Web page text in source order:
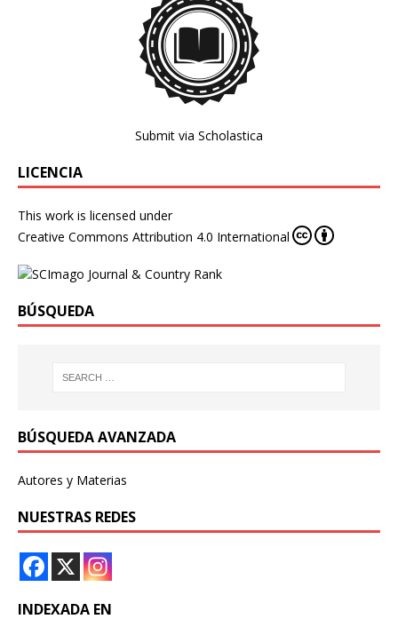
Submit via Scholastica
LICENCIA
This work is licensed under
Creative Commons Attribution 4.0 International
BÚSQUEDA
BÚSQUEDA AVANZADA
Autores y Materias
NUESTRAS REDES
INDEXADA EN